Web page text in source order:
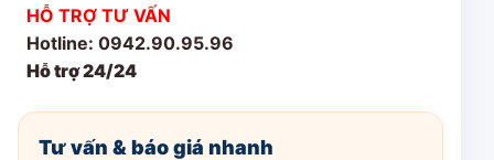
HỖ TRỢ TƯ VẤN
Hotline: 0942.90.95.96
Hỗ trợ 24/24
Tư vấn & báo giá nhanh